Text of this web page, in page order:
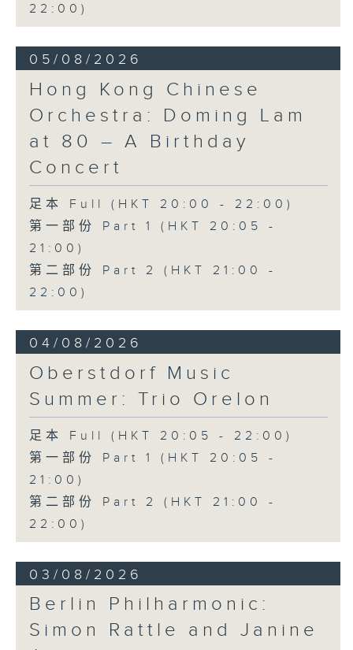
Hall, HKAPA on 20/4/2026
Recording provided by HKAPA
演藝學院大提琴音樂節2026：友鄰音樂會
——天津茱莉亞學院大提琴
Joo、Jooahn Yoo、張子瑜（大提琴）
圖文捷夫（鋼琴）
J. S. 巴赫
(25’)
布朗卓
拉赫曼尼諾夫
悲歌，作品3，第一首 (5’)
蕭斯達高維契
D小調大提琴奏鳴曲，作品40 (28’)
方崬清
《林沖》，作品37 (8’)
布拉姆斯
樸柏
安魂曲，作品66 (8’)
羅西尼《摩西在埃及》主題變奏曲（為四把
大提琴改編） (8’)
香港演藝學院主辦
2026年4月20日香港演藝學院區永熙音樂廳
錄音
錄音由香港演藝學院提供
22:00)
05/08/2026
Hong Kong Chinese
Orchestra: Doming Lam
at 80 – A Birthday
Concert
足本 Full (HKT 20:00 - 22:00)
第一部份 Part 1 (HKT 20:05 -
21:00)
第二部份 Part 2 (HKT 21:00 -
22:00)
04/08/2026
Oberstdorf Music
Summer: Trio Orelon
足本 Full (HKT 20:05 - 22:00)
第一部份 Part 1 (HKT 20:05 -
21:00)
第二部份 Part 2 (HKT 21:00 -
22:00)
03/08/2026
Berlin Philharmonic:
Simon Rattle and Janine